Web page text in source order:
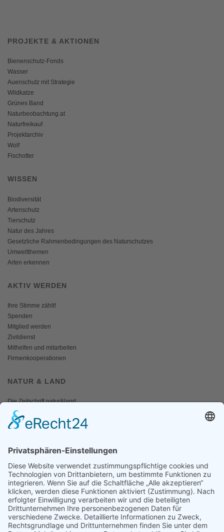
PROJEKTE & AKTIONEN
Bienenschutz-Fonds
Wasser
Auenschutz mit Strategie
Wildkatze
Grünes Band
Naturbeobachtung.at
Naturfreikauf
Projektarchiv
Wolf
Fischotter
WISSEN
Biodiversität
Artenschutz
Tierschutz
Natur des Jahres
Gesetzliche Rahmenbedingungen des Naturschutzes
Umweltthemen
Arten erkennen
AKTIV WERDEN
Ihre Stimme zählt!
Spenden
Mitglied werden
Zivildienst
Mithelfen und mitarbeiten
Firmenkooperationen
NATUR & LAND
Die Zeitschrift natur&land
Archiv
Mediadaten
Fotos und Logos
Presseaussendungen
Presse
Presseinformationen abonnieren
ÜBER UNS